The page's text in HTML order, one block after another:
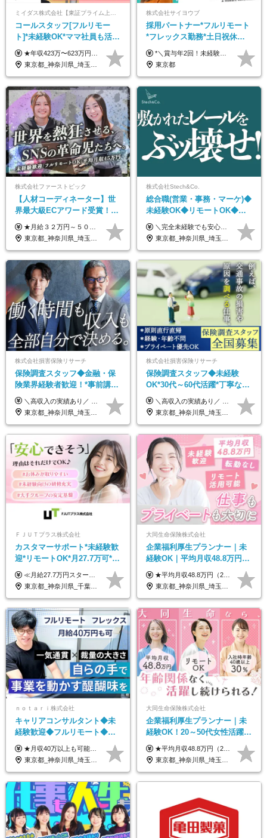
コールスタッフ[フルリモー
ト]*未経験OK*ママ社員も活躍
中*ブランクOK*全国どこでも
働ける
★年収423万〜623万円のモデルあり（想定時間外手当10時間分含む） ★半年に一度ドカンと支給のボーナスあり（半年に1度最大150万円） 月給25万円〜＋各種手当＋インセンティブ ＊リモートワーク手当（4000円/月） ＊リモートワーク一時金（1万5000円） ＊残業手当全額支給 ※経験・スキルにより月給を決定します ※試用期間：2ヵ月あり。期間中の雇用形態・給与・待遇に変更はありません 《頑張りはインセンティブとして還元！》 当社は5段階の評価制度を導入。 半期に1回の評価で最高ランク（5点）を獲得したメンバーには、 150万円のインセンティブを支給！ これが半年に一度のインセンティブとして支給されるため、 成果を出した分だけまとまった収入を得られる仕組みです。 【固定残業代について】 なし（残業代は、実際の労働時間に応じて別途全額支給）
東京都_神奈川県_埼玉県_千葉県_大阪府_愛知県_北海道_青森県_岩手県_宮城県_秋田県_山形県_福島県_茨城県_栃木県_群馬県_新潟県_山梨県_長野県_富山県_石川県_福井県_静岡県_岐阜県_三重県_兵庫県_京都府_滋賀県_奈良県_和歌山県_広島県_岡山県_鳥取県_島根県_山口県_徳島県_香川県_愛媛県_高知県_福岡県_熊本県_佐賀県_長崎県_大分県_宮崎県_鹿児島県_沖縄県
株式会社サイヨウブ
採用パートナー*フルリモート
*フレックス勤務*土日祝休み*
月給28万円～*産育休取得実績
あり*年間休日120日
*＼賞与年2回！未経験から月給28万円スタート／* ★昇給年12回あり！随時昇給のチャンス ◆月給28万～40万円＋賞与年2回＋各種インセンティブ ※経験・スキルを考慮の上、決定します ※試用期間6ヶ月間あり（期間中は月給26万円～になります。その他待遇等に差異はありません） ※月給には月35時間分の固定残業代含む（月5万4800円/超過分別途支給） ※ほとんどのメンバーが残業ゼロです！フレックスタイム制のため、自分の生活に合わせて調整できます。 ＼希望性で土曜日出勤あり／ お客様より「土曜日に応募者の対応をしてほしい」という ご要望を受けた際に、応募者対応⇒求職者との メッセージのやり取りなど、対応が発生する場合があります。 ※土曜日に出勤いただく場合は ・2時間稼働：4500円 ・4時間稼働：9000円 の給与が発生。勤務時間が4時間超えることは原則ありません。 短期間で高い給与をGETできるチャンスです♪
東京都
株式会社ファーストピック
【人材コーディネーター】世
界最大級ECアワード受賞！フ
ルリモート／未経験◎／月給
３２万円～／年休１３０日以
上／
★月給３２万円～５０万円＋インセンティブ賞与＋決算賞与★ （30時間の固定残業代、一律月54,750円を含む。超過分は支給） ※経験・スキルを考慮の上、決定 ※昇給：随時あり 【インセンティブについて】 自社サービスを提案し、サービス化した場合、一部の利益をインセンティブとして還元します。 試用期間中（6か月間）は、下記の給与となります。 【一都三県、大阪、名古屋、福岡の方】 月給２４万円～＋役職手当＋インセンティブ賞与 【一都三県以外の関東圏、九州、東北、北海道、その他地域の方】 月給２０万円～＋役職手当＋インセンティブ賞与 ※試用期間6ヶ月 ※試用期間中の待遇・福利厚生に差異はなし
東京都_神奈川県_埼玉県_千葉県_大阪府_愛知県_北海道_青森県_岩手県_宮城県_秋田県_山形県_福島県_茨城県_栃木県_群馬県_静岡県_岐阜県_三重県_兵庫県_京都府_滋賀県_奈良県_和歌山県_広島県_岡山県_鳥取県_島根県_山口県_福岡県_熊本県_佐賀県_長崎県_大分県_宮崎県_鹿児島県
株式会社Stech&Co.
総合職(営業・事務・マーケ)◆
未経験OK◆リモートOK◆学
歴不問◆20代活躍中！
＼完全未経験でも安心して年収UP可能です！／ -------------- 【1】営業 月給25万円～80万円＋賞与 【2】事務 月給21万円～50万円＋賞与 【3】マーケ 月給25万円～80万円＋賞与 ※試用期間3ヶ月間の待遇に変動はありません。 ※みなし残業代(月20時間分29,725円～)を含む。（※超過分は追加支給）
東京都_神奈川県_埼玉県_千葉県_大阪府_愛知県_北海道_青森県_岩手県_宮城県_秋田県_山形県_福島県_茨城県_栃木県_群馬県_新潟県_山梨県_長野県_富山県_石川県_福井県_静岡県_岐阜県_三重県_兵庫県_京都府_滋賀県_奈良県_和歌山県_広島県_岡山県_鳥取県_島根県_山口県_徳島県_香川県_愛媛県_高知県_福岡県_熊本県_佐賀県_長崎県_大分県_宮崎県_鹿児島県_沖縄県
株式会社損害保険リサーチ
保険調査スタッフ◆金融・保
険業界経験者歓迎！*事前講習
あり*30代～60代活躍*調査は
原則直行直帰*高収入可
＼高収入の実績あり／ なかには年収1000万円を超える方もいらっしゃいます！ 【完全出来高報酬制】 ★仕事に慣れるまで収入をサポート 1か月目：報酬が通常の2倍 2か月目：報酬が通常の1.5倍 ※災害に関する業務については、収入サポートの対象外 ※試用期間はありません ＊＊＊業務報酬の例＊＊＊ ・事故原因調査（4箇所確認）…1万5000円～ ・有無責／不正請求疑義調査（自動車案件）…2万円～ ・医療調査（1箇所確認）…1万7000円～ ・書類取付（1箇所訪問）…3000円～ ※上記は目安になります ※実際の報酬は業務報酬に応じた個々のスキル・実績を加味したものになります
東京都_神奈川県_埼玉県_千葉県_大阪府_愛知県_北海道_青森県_岩手県_宮城県_秋田県_山形県_福島県_茨城県_栃木県_群馬県_新潟県_山梨県_長野県_富山県_石川県_福井県_静岡県_岐阜県_三重県_兵庫県_京都府_滋賀県_奈良県_和歌山県_広島県_岡山県_鳥取県_島根県_山口県_徳島県_香川県_愛媛県_高知県_福岡県_熊本県_佐賀県_長崎県_大分県_宮崎県_鹿児島県_沖縄県
株式会社損害保険リサーチ
保険調査スタッフ◆未経験
OK*30代～60代活躍*丁寧な講
習・サポートあり*原則直行直
帰／全国募集・業務委託
＼高収入の実績あり／ なかには年収1000万円を超えるスペシャリストもいらっしゃいます！ 【完全出来高報酬制】 ★仕事に慣れるまで収入をサポート 1か月目：報酬が通常の2倍 2か月目：報酬が通常の1.5倍 ※災害に関する業務については、収入サポートの対象外 ※試用期間はありません ＊＊＊業務報酬の例＊＊＊ ・事故原因調査（4箇所確認）…1万5000円～ ・有無責／不正請求疑義調査（自動車案件）…2万円～ ・医療調査（1箇所確認）…1万7000円～ ・書類取付（1箇所訪問）…3000円～ ※上記は目安になります ※実際の報酬は業務報酬に応じた個々のスキル・実績を加味したものになります
東京都_神奈川県_埼玉県_千葉県_大阪府_愛知県_北海道_青森県_岩手県_宮城県_秋田県_山形県_福島県_茨城県_栃木県_群馬県_新潟県_山梨県_長野県_富山県_石川県_福井県_静岡県_岐阜県_三重県_兵庫県_京都府_滋賀県_奈良県_和歌山県_広島県_岡山県_鳥取県_島根県_山口県_徳島県_香川県_愛媛県_高知県_福岡県_熊本県_佐賀県_長崎県_大分県_宮崎県_鹿児島県_沖縄県
ＦＪＵＴプラス株式会社
カスタマーサポート*未経験歓
迎*リモートOK*月27.7万可*賞
与年2回*転勤なし*連休
OK/ZE010232
≪月給27.7万円スタートも可／賞与年2回≫ ■月給21万円～27.7万円＋各種手当＋賞与年2回 ※給与は勤務地に応じて変更します ※年齢や経験・スキルなどを考慮して決定します ※時間外手当は全額支給 ※上記は初年度の月給となります ※試用期間3ヶ月（その他待遇に差異はありません） 【固定残業代について】 なし（残業代は、実際の労働時間に応じて別途全額支給）
東京都_神奈川県_千葉県_大阪府_愛知県_北海道_長野県_石川県_広島県_福岡県
大同生命保険株式会社
企業福利厚生プランナー｜未
経験OK｜平均月収48.8万円｜
リモートOK｜残業ほぼなし｜
転勤なし｜女性活躍中
★平均月収48.8万円（2025年度実績） ★安心の固定給＋賞与年2回＋インセンティブ！手当も充実 月給21万円～23万円＋諸手当＋インセンティブ＋賞与年2回 ※給与は年間平均の税込定例給与です。賞与は含みません。 ※約3週間の研修期間中は日当8000円を支給いたします。 ※試用期間6ヵ月あり（期間中の条件変更なし） ◆東京・神奈川・千葉・埼玉・愛知（一部）・京都・大阪・兵庫（一部）：月給23万円以上 ◆静岡（一部）・三重・岐阜：月給22万円以上 ◆上記以外の地域：月給21万円以上
東京都_神奈川県_埼玉県_千葉県_大阪府_愛知県_北海道_青森県_岩手県_宮城県_秋田県_山形県_福島県_茨城県_栃木県_群馬県_新潟県_山梨県_長野県_富山県_石川県_福井県_静岡県_岐阜県_三重県_兵庫県_京都府_滋賀県_奈良県_和歌山県_広島県_岡山県_鳥取県_島根県_山口県_徳島県_香川県_愛媛県_高知県_福岡県_熊本県_佐賀県_長崎県_大分県_宮崎県_鹿児島県_沖縄県
ｎｏｔａｒｉ株式会社
キャリアコンサルタント◆未
経験歓迎◆フルリモート◆フ
レックス制◆10時出勤・16時
退勤も可◆残業月10時間以内
★月収40万以上も可能！ ★能力・スキル・経験を考慮した年収額を設定します ■月給20万円～40万円＋決算賞与 ※経験・スキルを考慮のうえ決定します ※給与にはみなし残業代40時間分を含む。そのほか詳細に関しては別途面接時にご説明します ※試用期間3ヵ月あり。期間中の雇用形態・条件などに差異はありません
東京都_神奈川県_埼玉県_千葉県_大阪府_愛知県_北海道_青森県_岩手県_宮城県_秋田県_山形県_福島県_茨城県_栃木県_群馬県_新潟県_山梨県_長野県_富山県_石川県_福井県_静岡県_岐阜県_三重県_兵庫県_京都府_滋賀県_奈良県_和歌山県_広島県_岡山県_鳥取県_島根県_山口県_徳島県_香川県_愛媛県_高知県_福岡県_熊本県_佐賀県_長崎県_大分県_宮崎県_鹿児島県_沖縄県
大同生命保険株式会社
企業福利厚生プランナー｜未
経験OK！20～50代女性活躍｜
リモートOK｜平均月収48.8万
｜子育て＆介護支援◎
★平均月収48.8万円（2025年度実績） ★安心の固定給＋賞与年2回＋インセンティブ！手当も充実 月給21万円～23万円＋諸手当＋インセンティブ＋賞与年2回 ※給与は年間平均の税込定例給与です。賞与は含みません。 ※約3週間の研修期間中は日当8000円を支給いたします。 ※試用期間6ヵ月あり（期間中の条件変更なし） ◆東京・神奈川・千葉・埼玉・愛知（一部）・京都・大阪・兵庫（一部）：月給23万円以上 ◆静岡（一部）・三重・岐阜：月給22万円以上 ◆上記以外の地域：月給21万円以上
東京都_神奈川県_埼玉県_千葉県_大阪府_愛知県_北海道_青森県_岩手県_宮城県_秋田県_山形県_福島県_茨城県_栃木県_群馬県_新潟県_山梨県_長野県_富山県_石川県_福井県_静岡県_岐阜県_三重県_兵庫県_京都府_滋賀県_奈良県_和歌山県_広島県_岡山県_鳥取県_島根県_山口県_徳島県_香川県_愛媛県_高知県_福岡県_熊本県_佐賀県_長崎県_大分県_宮崎県_鹿児島県_沖縄県